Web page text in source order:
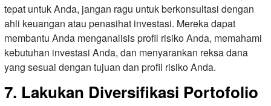
tepat untuk Anda, jangan ragu untuk berkonsultasi dengan
ahli keuangan atau penasihat investasi. Mereka dapat
membantu Anda menganalisis profil risiko Anda, memahami
kebutuhan investasi Anda, dan menyarankan reksa dana
yang sesuai dengan tujuan dan profil risiko Anda.
7. Lakukan Diversifikasi Portofolio